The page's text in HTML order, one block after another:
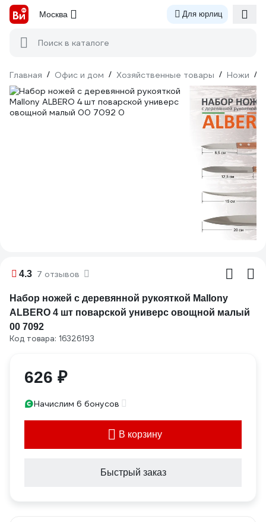
Москва Для юрлиц
Поиск в каталоге
Главная / Офис и дом / Хозяйственные товары / Ножи /
4.3 7 отзывов
Набор ножей с деревянной рукояткой Mallony
ALBERO 4 шт поварской универс овощной малый
00 7092
Код товара: 16326193
626 ₽
Начислим 6 бонусов
В корзину
Быстрый заказ